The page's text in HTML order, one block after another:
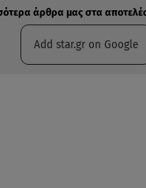
άρθρα μας στα
Add star.gr on Google